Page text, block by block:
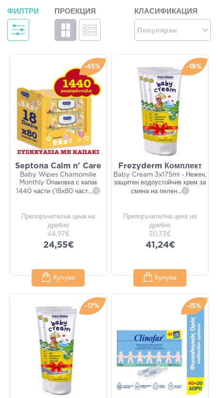
ФИЛТРИ ПРОЕКЦИЯ КЛАСИФИКАЦИЯ
Популярни
-45%
Septona Calm n' Care
Baby Wipes Chamomille
Monthly Опаковка с капак
1440 части (18x80 част... i
Препоръчителна цена на
дребно
44,97€
24,55€
Купува
-19%
Frezyderm Комплект
Baby Cream 3x175ml - Нежен,
защитен водоустойчив крем за
смяна на пелен... i
Препоръчителна цена на
дребно
50,73€
41,24€
Купува
-17% -15%